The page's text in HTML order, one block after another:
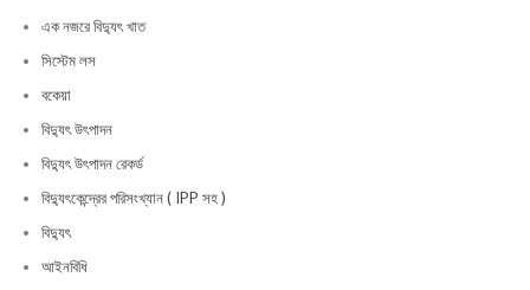
এক নজরে বিদ্যুৎ খাত
সিস্টেম লস
বকেয়া
বিদ্যুৎ উৎপাদন
বিদ্যুৎ উৎপাদন রেকর্ড
বিদ্যুৎকেন্দ্রের পরিসংখ্যান ( IPP সহ )
বিদ্যুৎ
আইনবিধি